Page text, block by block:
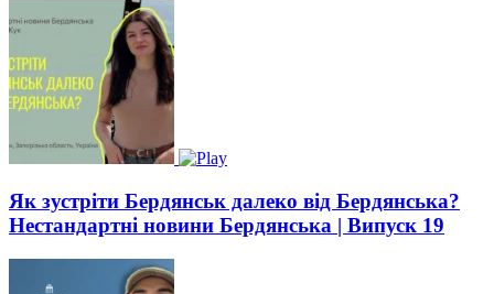
Як зустріти Бердянськ далеко від Бердянська?
Нестандартні новини Бердянська | Випуск 19